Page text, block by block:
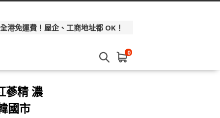
港免運費！屋企、工商地址都 OK！
0
蔘精 濃
國市